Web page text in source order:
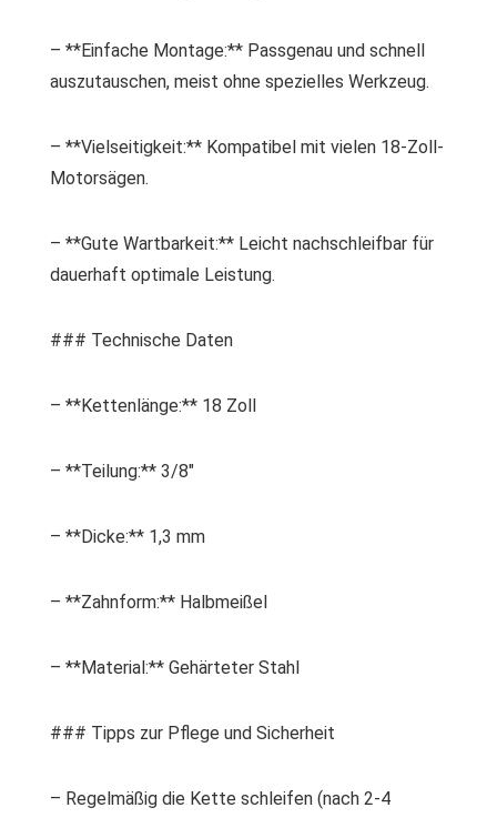
– **Einfache Montage:** Passgenau und schnell
auszutauschen, meist ohne spezielles Werkzeug.
– **Vielseitigkeit:** Kompatibel mit vielen 18-Zoll-
Motorsägen.
– **Gute Wartbarkeit:** Leicht nachschleifbar für
dauerhaft optimale Leistung.
### Technische Daten
– **Kettenlänge:** 18 Zoll
– **Teilung:** 3/8″
– **Dicke:** 1,3 mm
– **Zahnform:** Halbmeißel
– **Material:** Gehärteter Stahl
### Tipps zur Pflege und Sicherheit
– Regelmäßig die Kette schleifen (nach 2-4